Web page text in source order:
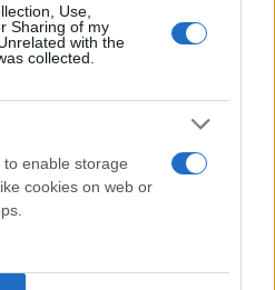
Use,
Sharing of my
with the
collected.
enable storage
cookies on web or
ο κίνδυνος να